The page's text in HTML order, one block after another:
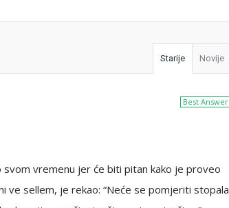
Starije Novije
Best Answer
svom vremenu jer će biti pitan kako je proveo
ve sellem, je rekao: “Neće se pomjeriti stopala